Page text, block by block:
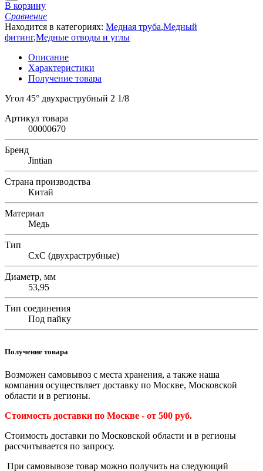
В корзину
Сравнение
Находится в категориях: Медная труба,Медный
фитинг,Медные отводы и углы
Описание
Характеристики
Получение товара
Угол 45° двухраструбный 2 1/8
Артикул товара
00000670
Бренд
Jintian
Страна производства
Китай
Материал
Медь
Тип
СхС (двухраструбные)
Диаметр, мм
53,95
Тип соединения
Под пайку
Получение товара
Возможен самовывоз с места хранения, а также наша
компания осуществляет доставку по Москве, Московской
области и в регионы.
Стоимость доставки по Москве - от 500 руб.
Стоимость доставки по Московской области и в регионы
рассчитывается по запросу.
При самовывозе товар можно получить на следующий